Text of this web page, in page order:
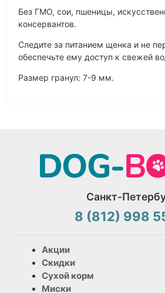
Без ГМО, сои, пшеницы,
консервантов.
Следите за питанием щенка и не
обеспечьте ему доступ к свежей
Размер гранул: 7-9 мм.
Санкт-
8 (812) 998
Акции
Скидки
Сухой корм
Миски